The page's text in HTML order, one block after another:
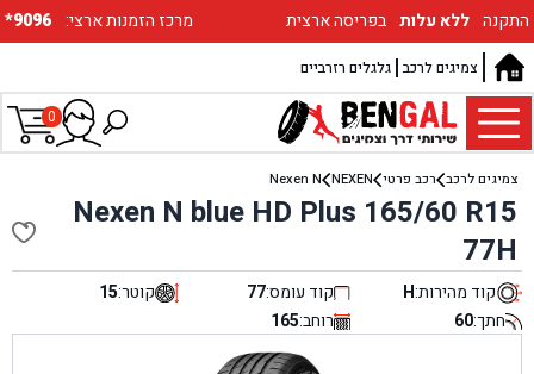
*9096 :מרכז הזמנות ארצי התקנה ללא עלות בפריסה ארצית
גלגלים רזרביים צמיגים לרכב
0
צמיגים לרכב רכב פרטי NEXEN
Nexen N
Nexen N blue HD Plus 165/60 R15
77H
קוד מהירות:H קוד עומס:77 קוטר:15
חתך:60 רוחב:165